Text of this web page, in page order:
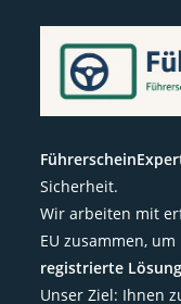
Sicherheit.
Wir arbeiten mit
EU zusammen,
registrierte
Unser Ziel: Ihnen